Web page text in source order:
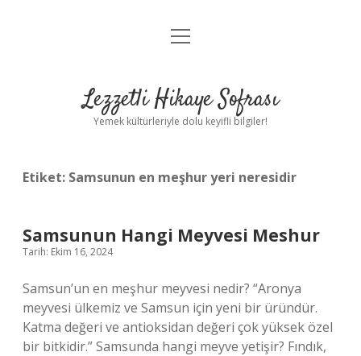
Anasayfa
Yasal Uyarı
menüyü
Lezzetli Hikaye Sofrası
Yemek kültürleriyle dolu keyifli bilgiler!
Etiket: Samsunun en meşhur yeri neresidir
Samsunun Hangi Meyvesi Meshur
Tarih: Ekim 16, 2024
Samsun’un en meşhur meyvesi nedir? “Aronya
meyvesi ülkemiz ve Samsun için yeni bir üründür.
Katma değeri ve antioksidan değeri çok yüksek özel
bir bitkidir.” Samsunda hangi meyve yetişir? Fındık,